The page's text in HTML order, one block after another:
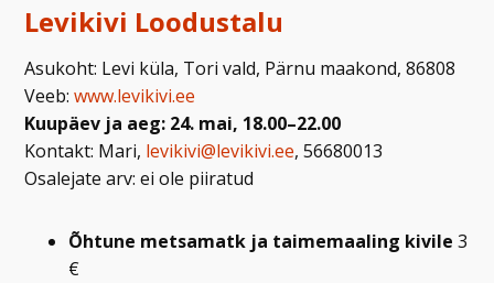
Levikivi Loodustalu
Asukoht: Levi küla, Tori vald, Pärnu maakond, 86808
Veeb:www.levikivi.ee
Kuupäev ja aeg: 24. mai, 18.00–22.00
Kontakt: Mari, levikivi@levikivi.ee, 56680013
Osalejate arv: ei ole piiratud
Õhtune metsamatk ja taimemaaling kivile 3
€